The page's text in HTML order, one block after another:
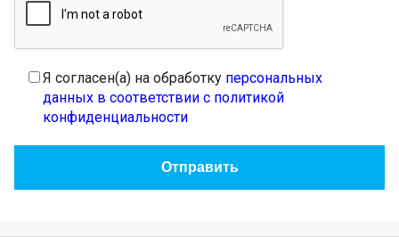
Я согласен(а) на обработку персональных
данных в соответствии с политикой
конфиденциальности